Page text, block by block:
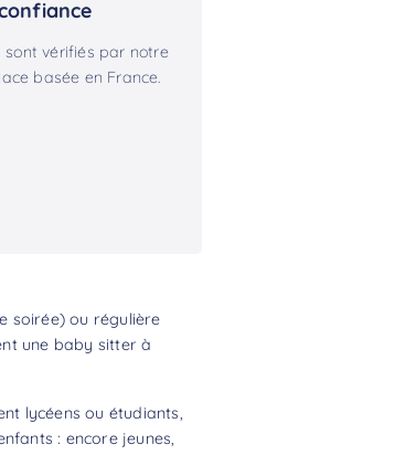
sont vérifiés par notre
basée en France.
soirée) ou régulière
une baby sitter à
lycéens ou étudiants,
: encore jeunes,